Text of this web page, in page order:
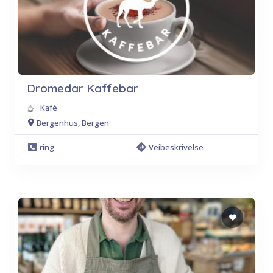
Dromedar Kaffebar
Kafé
Bergenhus, Bergen
ring Veibeskrivelse